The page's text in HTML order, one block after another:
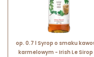
op. 0.7 l Syrop o smaku
karmelowym - Irish Le Sirop